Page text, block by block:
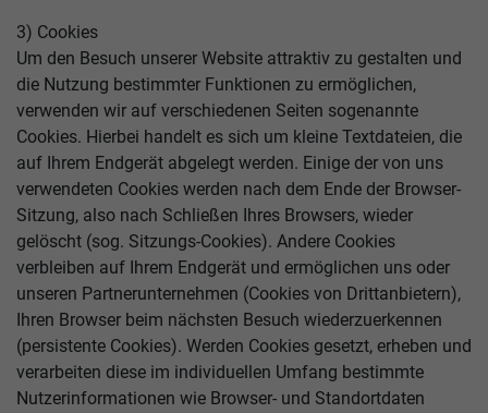
3) Cookies
Um den Besuch unserer Website attraktiv zu gestalten und
die Nutzung bestimmter Funktionen zu ermöglichen,
verwenden wir auf verschiedenen Seiten sogenannte
Cookies. Hierbei handelt es sich um kleine Textdateien, die
auf Ihrem Endgerät abgelegt werden. Einige der von uns
verwendeten Cookies werden nach dem Ende der Browser-
Sitzung, also nach Schließen Ihres Browsers, wieder
gelöscht (sog. Sitzungs-Cookies). Andere Cookies
verbleiben auf Ihrem Endgerät und ermöglichen uns oder
unseren Partnerunternehmen (Cookies von Drittanbietern),
Ihren Browser beim nächsten Besuch wiederzuerkennen
(persistente Cookies). Werden Cookies gesetzt, erheben und
verarbeiten diese im individuellen Umfang bestimmte
Nutzerinformationen wie Browser- und Standortdaten